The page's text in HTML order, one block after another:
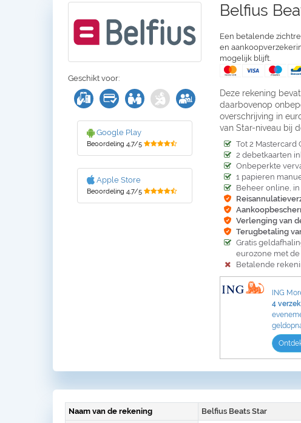
Geschikt voor:
Google Play
Beoordeling 4,7/5
Apple Store
Beoordeling 4,7/5
Belfius
Een betalende
en
mogelijk blijft.
Deze rekening
daarbovenop
overschrijving in
van Star-niveau bij
Tot 2 Mastercard
2 debetkaarten
Onbeperkte
1 papieren
Beheer online,
Verlenging van
Terugbetaling
Gratis
eurozone met de
Betalende
ING
4
Naam van de rekening
Belfius Beats Star